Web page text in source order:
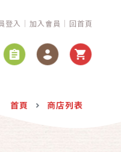
登入 加入會員 回首頁
首頁 商店列表